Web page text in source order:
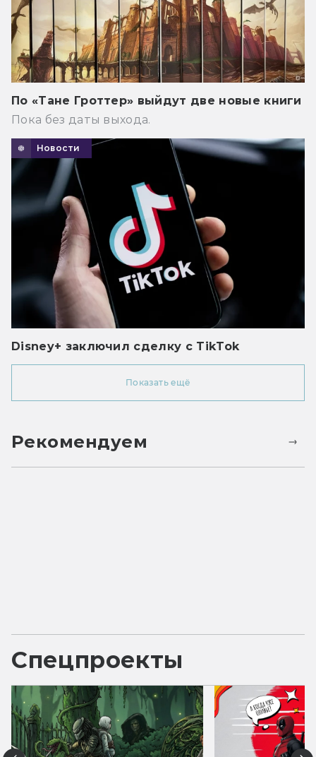
По «Тане Гроттер» выйдут две новые книги
Пока без даты выхода.
Новости
Disney+ заключил сделку с TikTok
Показать ещё
Рекомендуем
Спецпроекты